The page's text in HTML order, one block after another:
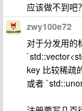
应该做不到吧？
zwy100e72
对于分发用的
key 比较稀疏
或者